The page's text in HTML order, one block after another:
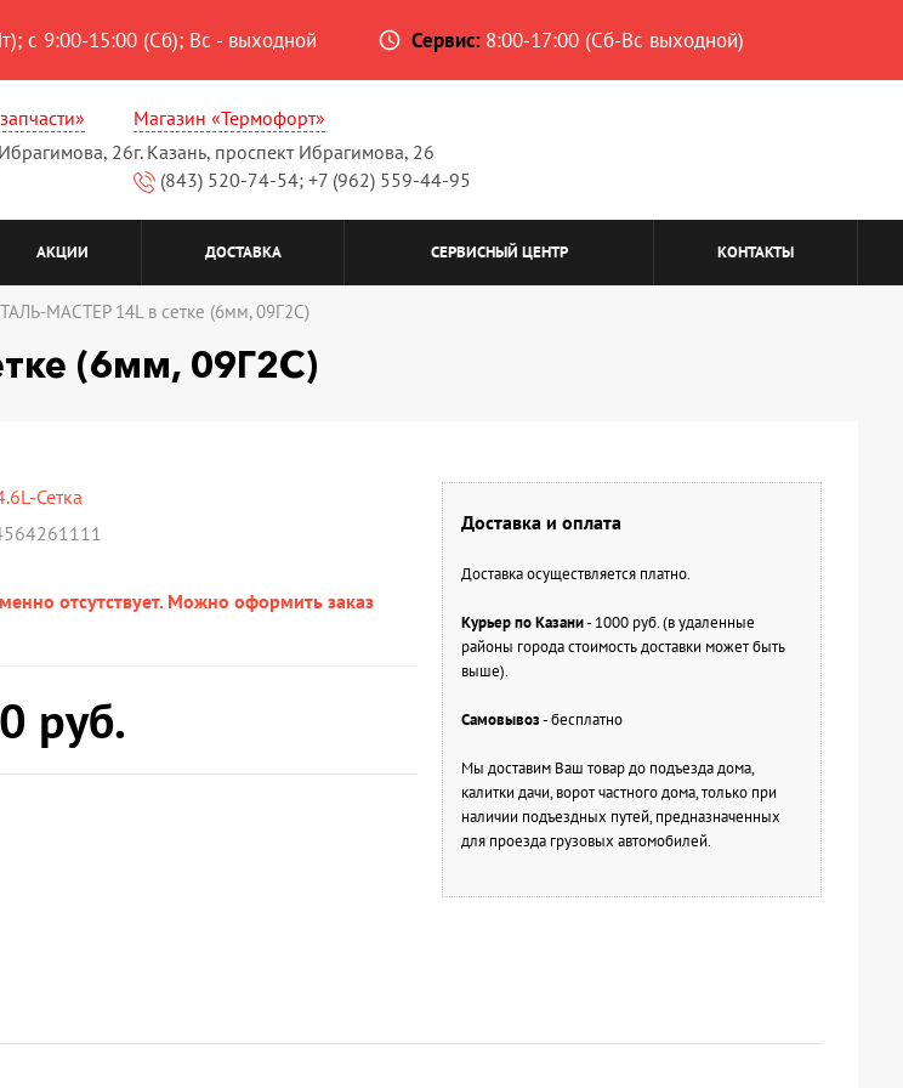
с 9:00-15:00 (Сб); Вс - выходной access_time Сервис: 8:00-17:00 (Сб-Вс выходной)
26
Магазин «Термофорт»
г. Казань, проспект Ибрагимова, 26
(843) 520-74-54; +7 (962) 559-44-95
АКЦИИ ДОСТАВКА СЕРВИСНЫЙ ЦЕНТР КОНТАКТЫ
МАСТЕР 14L в сетке (6мм, 09Г2С)
(6мм, 09Г2С)
Сетка
отсутствует. Можно оформить заказ
руб.
Доставка и оплата
Доставка осуществляется платно.
Курьер по Казани- 1000 руб. (в удаленные
районы города стоимость доставки может быть
выше).
Самовывоз- бесплатно
Мы доставим Ваш товар до подъезда дома,
калитки дачи, ворот частного дома, только при
наличии подъездных путей, предназначенных
для проезда грузовых автомобилей.